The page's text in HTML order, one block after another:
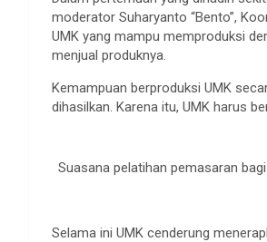
moderator Suharyanto “Bento”,
UMK yang mampu memproduksi
menjual produknya.
Kemampuan berproduksi UMK
dihasilkan. Karena itu, UMK harus
Suasana pelatihan pemasaran
Selama ini UMK cenderung